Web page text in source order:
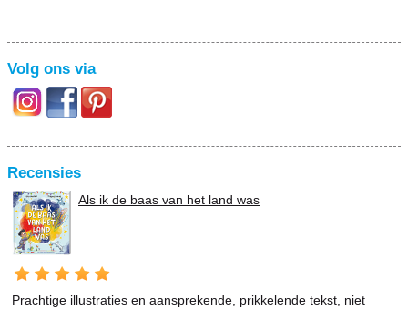
Volg ons via
Recensies
Als ik de baas van het land was
Prachtige illustraties en aansprekende, prikkelende tekst, niet